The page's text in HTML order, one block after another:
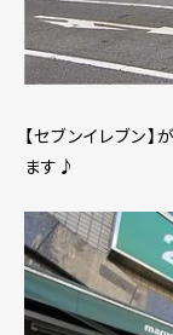
【セブンイレブン
ます♪